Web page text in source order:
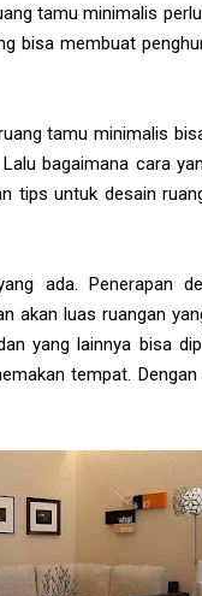
tamu minimalis
bisa membuat
tamu minimalis
bagaimana cara
tips untuk desain
ada. Penerapan
akan luas ruangan
yang lainnya bisa
tempat.